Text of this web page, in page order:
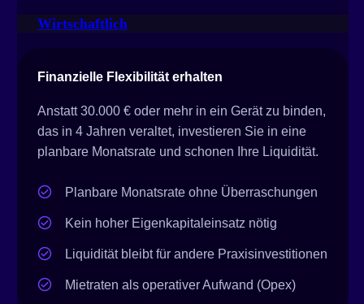
Wirtschaftlich
Finanzielle Flexibilität erhalten
Anstatt 30.000 € oder mehr in ein Gerät zu binden,
das in 4 Jahren veraltet, investieren Sie in eine
planbare Monatsrate und schonen Ihre Liquidität.
Planbare Monatsrate ohne Überraschungen
Kein hoher Eigenkapitaleinsatz nötig
Liquidität bleibt für andere Praxisinvestitionen
Mietraten als operativer Aufwand (Opex)